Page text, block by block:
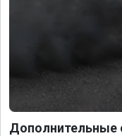
Дополнительные